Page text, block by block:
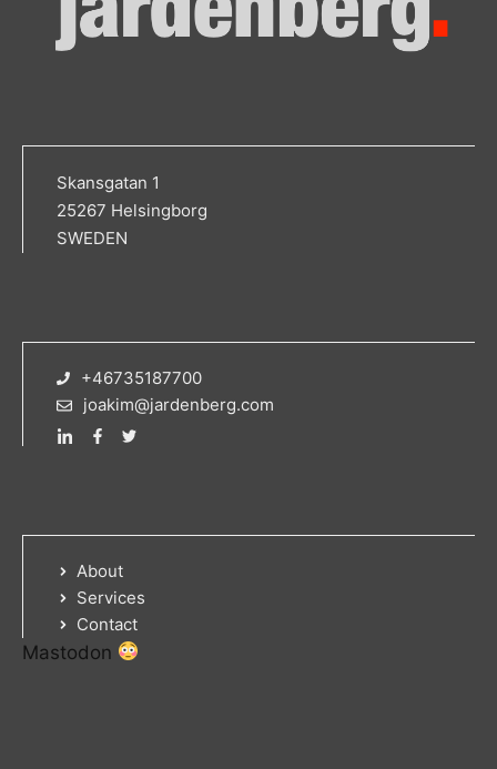
Skansgatan 1
25267 Helsingborg
SWEDEN
+46735187700
joakim@jardenberg.com
About
Services
Contact
Mastodon